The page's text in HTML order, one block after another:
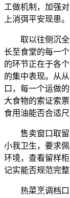
工做机制，加强
上消弭平安现患。
取以往侧沉全
长至食堂的每一
的环节正在于各
的集中表现。从
口，每一个运做
大食物的索证索
食用油能否合适
售卖窗口取留
小我卫生，要求
环境，查看留样
记实能否规范完
热菜烹调档口